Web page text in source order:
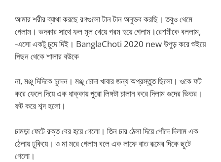
আমার শরীর ব্যাথা করছে রগগুলো টান টান অনুভব করছি। তবুও থেমে
গেলাম। ভদকার সাথে ফল মূল খেয়ে গরম হয়ে গেলাম।রেশমীকে বললাম,
-এসো একটু চুদে দিই। BanglaChoti 2020 new উপুড় করে শুইয়ে
পিছন থেকে শালার বউকে
না, মঞ্জু দিদিকে চুদেন। মঞ্জু চোদা খাবার জন্য অপ্রস্তুত ছিলো। ওকে ফট
করে ফেলে দিয়ে এক ধাক্কায় পুরো লিঙ্গটা চালান করে দিলাম গুদের ভিতর।
ফট করে শব্দ হলো।
চামড়া ফেটে রক্ত বের হয়ে গেলো। তিন চার ঠেলা দিয়ে পোঁদে দিলাম এক
ঠেলায় ঢুকিয়ে। ও মা মরে গেলাম বলে এক লাফে বাত রূমের দিকে ছুটে
গেলো।